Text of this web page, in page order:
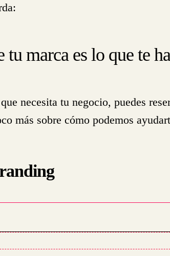
tu marca es lo que te
necesita tu negocio, puedes
más sobre cómo podemos